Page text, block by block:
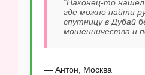
“Наконец-то
где можно найти
спутницу в Дубай
мошенничества и
— Антон, Москва